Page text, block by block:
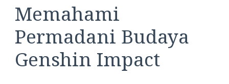
Memahami
Permadani Budaya
Genshin Impact